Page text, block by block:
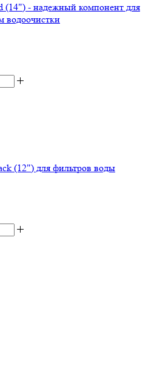
(14") - надежный компонент для
водоочистки
(12") для фильтров воды